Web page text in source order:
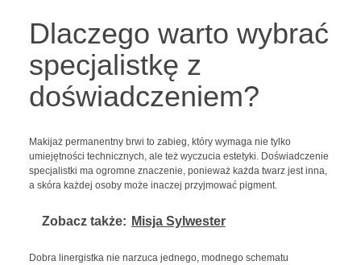
Dlaczego warto wybrać
specjalistkę z
doświadczeniem?
Makijaż permanentny brwi to zabieg, który wymaga nie tylko
umiejętności technicznych, ale też wyczucia estetyki. Doświadczenie
specjalistki ma ogromne znaczenie, ponieważ każda twarz jest inna,
a skóra każdej osoby może inaczej przyjmować pigment.
Zobacz także: Misja Sylwester
Dobra linergistka nie narzuca jednego, modnego schematu